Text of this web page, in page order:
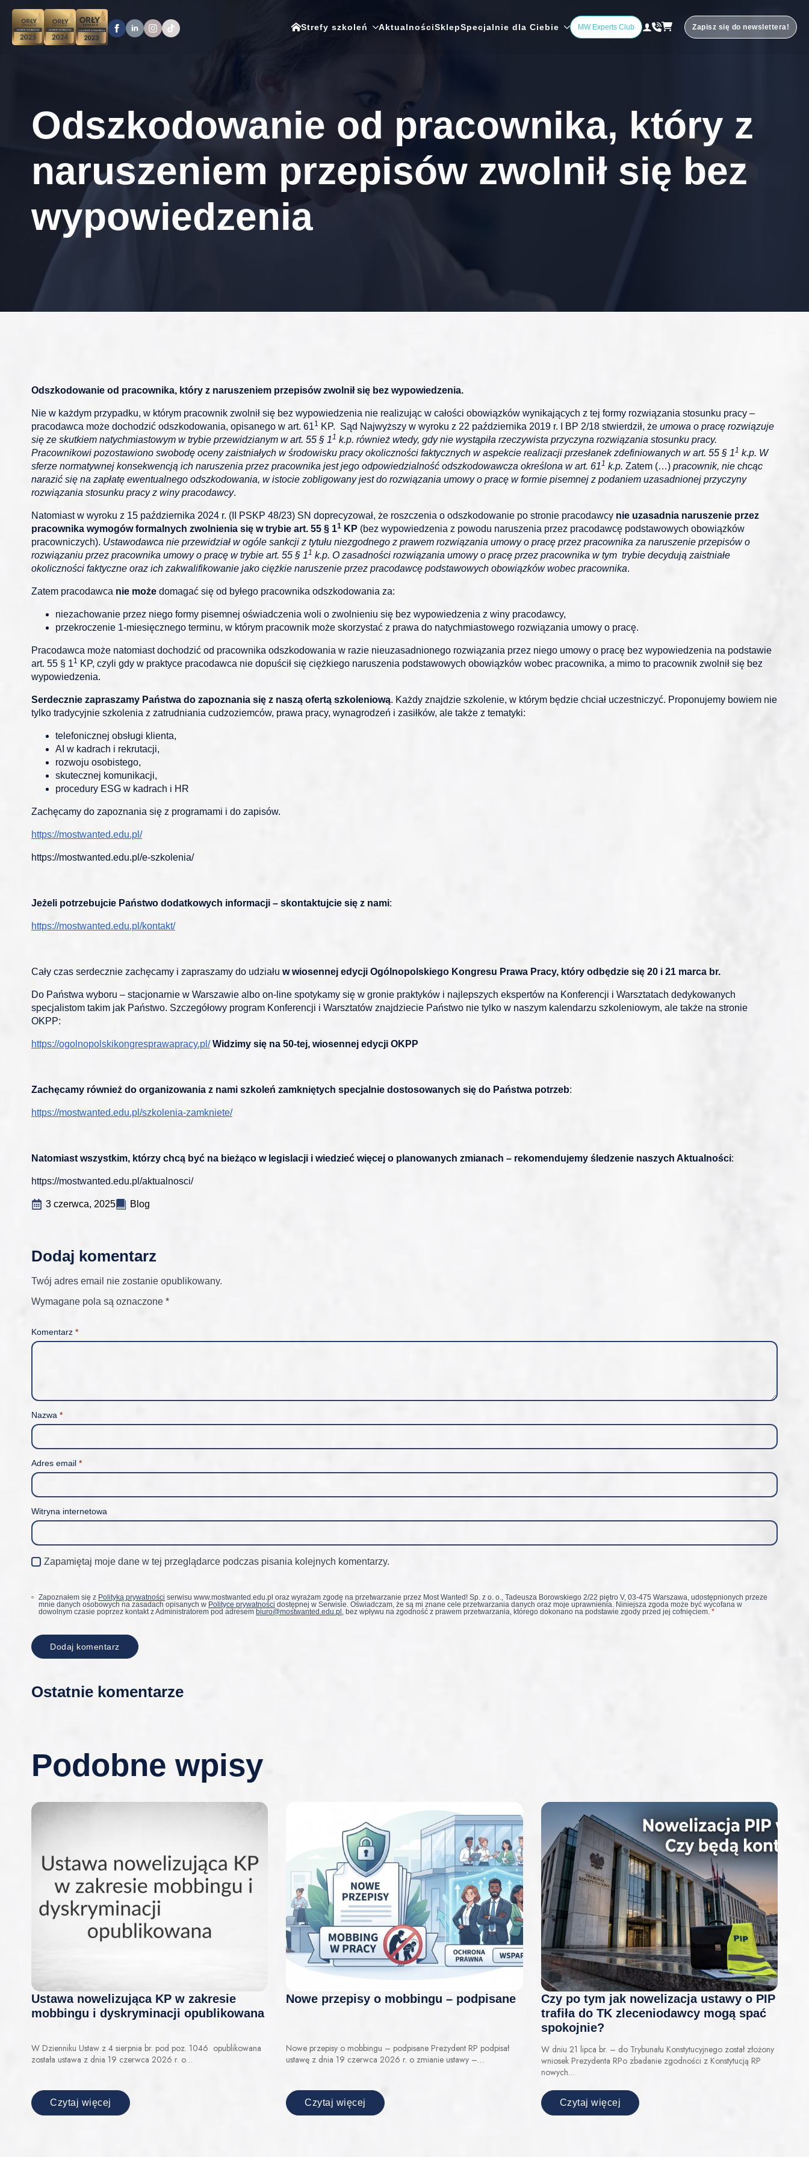
Strefy szkoleń AktualnościSklepSpecjalnie dla Ciebie MW Experts Club Zapisz się do newslettera!
Odszkodowanie od pracownika, który z
naruszeniem przepisów zwolnił się bez
wypowiedzenia
Odszkodowanie od pracownika, który z naruszeniem przepisów zwolnił się bez wypowiedzenia.
Nie w każdym przypadku, w którym pracownik zwolnił się bez wypowiedzenia nie realizując w całości obowiązków wynikających z tej formy rozwiązania stosunku pracy –
pracodawca może dochodzić odszkodowania, opisanego w art. 611 KP. Sąd Najwyższy w wyroku z 22 października 2019 r. I BP 2/18 stwierdził, że umowa o pracę rozwiązuje
się ze skutkiem natychmiastowym w trybie przewidzianym w art. 55 § 11 k.p. również wtedy, gdy nie wystąpiła rzeczywista przyczyna rozwiązania stosunku pracy.
Pracownikowi pozostawiono swobodę oceny zaistniałych w środowisku pracy okoliczności faktycznych w aspekcie realizacji przesłanek zdefiniowanych w art. 55 § 11 k.p. W
sferze normatywnej konsekwencją ich naruszenia przez pracownika jest jego odpowiedzialność odszkodowawcza określona w art. 611 k.p. Zatem (…) pracownik, nie chcąc
narazić się na zapłatę ewentualnego odszkodowania, w istocie zobligowany jest do rozwiązania umowy o pracę w formie pisemnej z podaniem uzasadnionej przyczyny
rozwiązania stosunku pracy z winy pracodawcy.
Natomiast w wyroku z 15 października 2024 r. (II PSKP 48/23) SN doprecyzował, że roszczenia o odszkodowanie po stronie pracodawcy nie uzasadnia naruszenie przez
pracownika wymogów formalnych zwolnienia się w trybie art. 55 § 11 KP (bez wypowiedzenia z powodu naruszenia przez pracodawcę podstawowych obowiązków
pracowniczych). Ustawodawca nie przewidział w ogóle sankcji z tytułu niezgodnego z prawem rozwiązania umowy o pracę przez pracownika za naruszenie przepisów o
rozwiązaniu przez pracownika umowy o pracę w trybie art. 55 § 11 k.p. O zasadności rozwiązania umowy o pracę przez pracownika w tym trybie decydują zaistniałe
okoliczności faktyczne oraz ich zakwalifikowanie jako ciężkie naruszenie przez pracodawcę podstawowych obowiązków wobec pracownika.
Zatem pracodawca nie może domagać się od byłego pracownika odszkodowania za:
niezachowanie przez niego formy pisemnej oświadczenia woli o zwolnieniu się bez wypowiedzenia z winy pracodawcy,
przekroczenie 1-miesięcznego terminu, w którym pracownik może skorzystać z prawa do natychmiastowego rozwiązania umowy o pracę.
Pracodawca może natomiast dochodzić od pracownika odszkodowania w razie nieuzasadnionego rozwiązania przez niego umowy o pracę bez wypowiedzenia na podstawie
art. 55 § 11 KP, czyli gdy w praktyce pracodawca nie dopuścił się ciężkiego naruszenia podstawowych obowiązków wobec pracownika, a mimo to pracownik zwolnił się bez
wypowiedzenia.
Serdecznie zapraszamy Państwa do zapoznania się z naszą ofertą szkoleniową. Każdy znajdzie szkolenie, w którym będzie chciał uczestniczyć. Proponujemy bowiem nie
tylko tradycyjnie szkolenia z zatrudniania cudzoziemców, prawa pracy, wynagrodzeń i zasiłków, ale także z tematyki:
telefonicznej obsługi klienta,
AI w kadrach i rekrutacji,
rozwoju osobistego,
skutecznej komunikacji,
procedury ESG w kadrach i HR
Zachęcamy do zapoznania się z programami i do zapisów.
https://mostwanted.edu.pl/
https://mostwanted.edu.pl/e-szkolenia/
Jeżeli potrzebujcie Państwo dodatkowych informacji – skontaktujcie się z nami:
https://mostwanted.edu.pl/kontakt/
Cały czas serdecznie zachęcamy i zapraszamy do udziału w wiosennej edycji Ogólnopolskiego Kongresu Prawa Pracy, który odbędzie się 20 i 21 marca br.
Do Państwa wyboru – stacjonarnie w Warszawie albo on-line spotykamy się w gronie praktyków i najlepszych ekspertów na Konferencji i Warsztatach dedykowanych
specjalistom takim jak Państwo. Szczegółowy program Konferencji i Warsztatów znajdziecie Państwo nie tylko w naszym kalendarzu szkoleniowym, ale także na stronie
OKPP:
https://ogolnopolskikongresprawapracy.pl/ Widzimy się na 50-tej, wiosennej edycji OKPP
Zachęcamy również do organizowania z nami szkoleń zamkniętych specjalnie dostosowanych się do Państwa potrzeb:
https://mostwanted.edu.pl/szkolenia-zamkniete/
Natomiast wszystkim, którzy chcą być na bieżąco w legislacji i wiedzieć więcej o planowanych zmianach – rekomendujemy śledzenie naszych Aktualności:
https://mostwanted.edu.pl/aktualnosci/
3 czerwca, 2025 Blog
Dodaj komentarz
Twój adres email nie zostanie opublikowany.
Wymagane pola są oznaczone *
Komentarz *
Nazwa *
Adres email *
Witryna internetowa
Zapamiętaj moje dane w tej przeglądarce podczas pisania kolejnych komentarzy.
Zapoznałem się z Polityką prywatności serwisu www.mostwanted.edu.pl oraz wyrażam zgodę na przetwarzanie przez Most Wanted! Sp. z o. o., Tadeusza Borowskiego 2/22 piętro V, 03-475 Warszawa, udostępnionych przeze
mnie danych osobowych na zasadach opisanych w Polityce prywatności dostępnej w Serwisie. Oświadczam, że są mi znane cele przetwarzania danych oraz moje uprawnienia. Niniejsza zgoda może być wycofana w
dowolnym czasie poprzez kontakt z Administratorem pod adresem biuro@mostwanted.edu.pl , bez wpływu na zgodność z prawem przetwarzania, którego dokonano na podstawie zgody przed jej cofnięciem.*
Ostatnie komentarze
Podobne wpisy
Ustawa nowelizująca KP w zakresie
mobbingu i dyskryminacji opublikowana
W Dzienniku Ustaw z 4 sierpnia br. pod poz. 1046 opublikowana
została ustawa z dnia 19 czerwca 2026 r. o…
Czytaj więcej
Nowe przepisy o mobbingu – podpisane
Nowe przepisy o mobbingu – podpisane Prezydent RP podpisał
ustawę z dnia 19 czerwca 2026 r. o zmianie ustawy –…
Czytaj więcej
Czy po tym jak nowelizacja ustawy o PIP
trafiła do TK zleceniodawcy mogą spać
spokojnie?
W dniu 21 lipca br. – do Trybunału Konstytucyjnego został złożony
wniosek Prezydenta RPo zbadanie zgodności z Konstytucją RP
nowych…
Czytaj więcej